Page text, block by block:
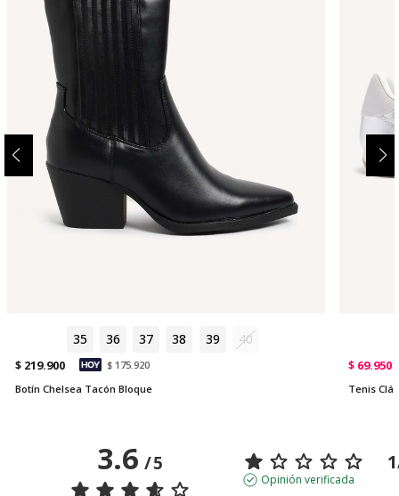
35 36 37 38 39 40
$ 219.900
$ 175.920
Botín Chelsea Tacón Bloque
$ 69.950
Tenis
3.6/5 1
Opinión verificada